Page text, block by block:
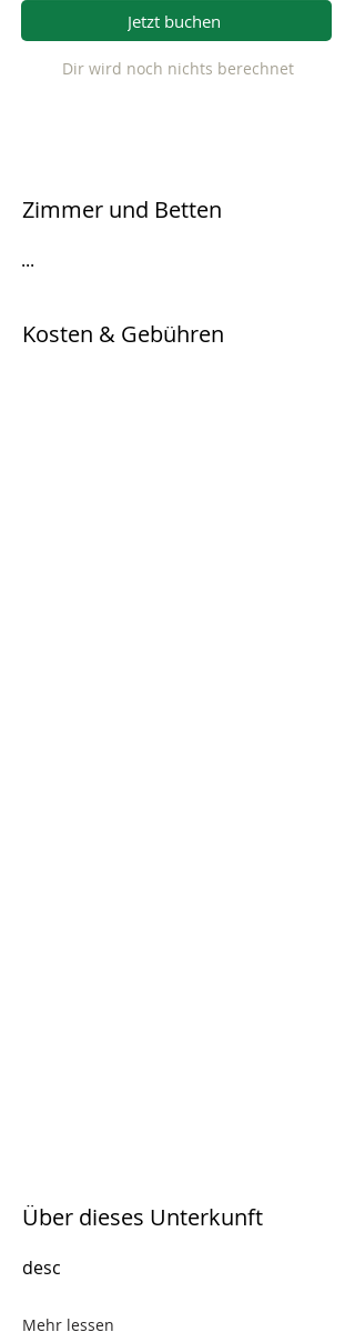
Jetzt buchen
Dir wird noch nichts berechnet
Zimmer und Betten
...
Kosten & Gebühren
Über dieses Unterkunft
desc
Mehr lessen